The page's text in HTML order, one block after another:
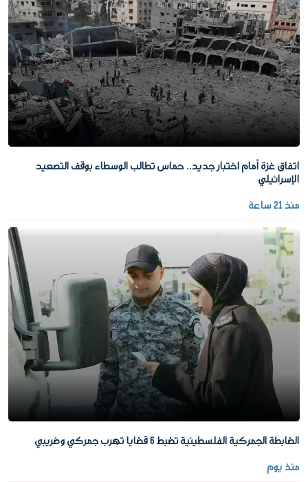
اتفاق غزة أمام اختبار جديد.. حماس تطالب الوسطاء بوقف التصعيد
الإسرائيلي
منذ 21 ساعة
الضابطة الجمركية الفلسطينية تضبط 6 قضايا تهرب جمركي وضريبي
منذ يوم